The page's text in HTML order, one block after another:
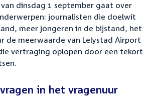
dinsdag 1 september gaat over
journalisten die doelwit
meer jongeren in de bijstand, het
de meerwaarde van Lelystad Airport
vertraging oplopen door een tekort
in het vragenuur